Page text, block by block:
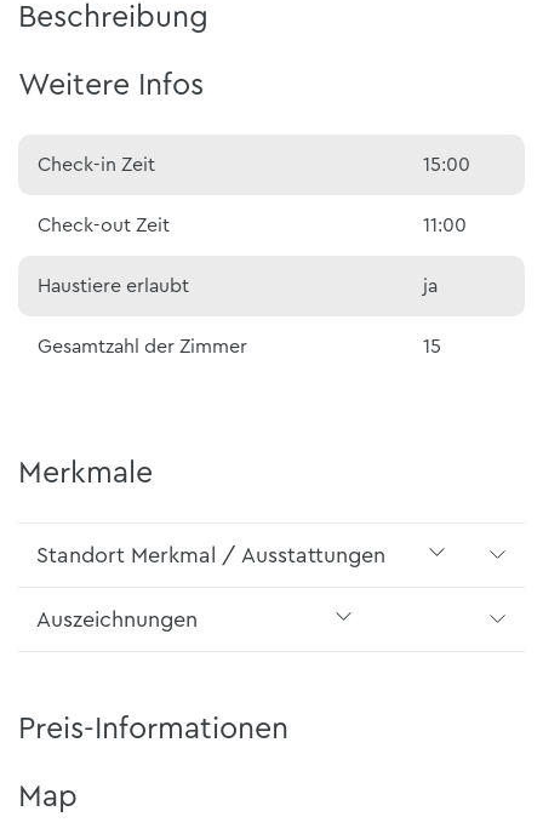
Beschreibung
Weitere Infos
Check-in Zeit 15:00
Check-out Zeit 11:00
Haustiere erlaubt ja
Gesamtzahl der Zimmer 15
Merkmale
Standort Merkmal / Ausstattungen
Auszeichnungen
Preis-Informationen
Map